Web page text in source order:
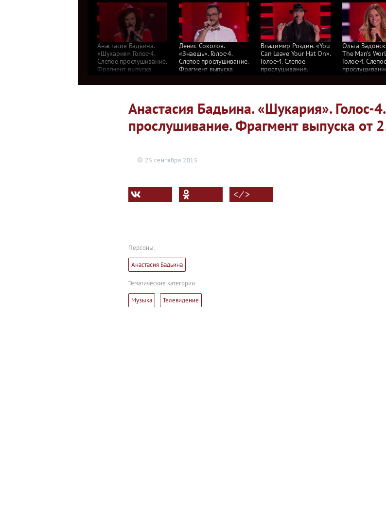
Анастасия Бадьина.
«Шукария». Голос-4.
Слепое прослушивание.
Фрагмент выпуска
Денис Соколов.
«Знаешь». Голос-4.
Слепое прослушивание.
Фрагмент выпуска
Владимир Роздин. «You
Can Leave Your Hat On».
Голос-4. Слепое
прослушивание.
от 25.09.2015
Ольга
The Man’s
Голос-4.
от 25.09.2015
Анастасия Бадьина. «Шукария». Голос-
прослушивание. Фрагмент выпуска от
25 сентября 2015
< ⁄ >
Персоны:
Анастасия Бадьина
Тематические категории:
Музыка Телевидение